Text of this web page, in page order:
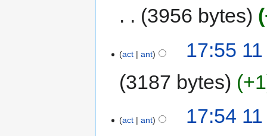
3956 bytes
act ant
17:55
3187 bytes
+1
act ant 17:54